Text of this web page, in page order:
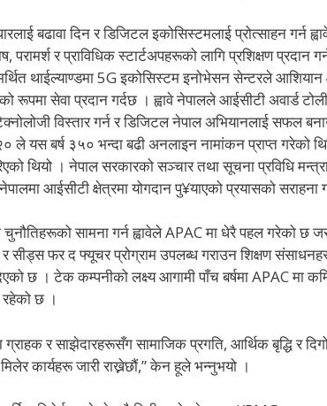
बढावा दिन र डिजिटल इकोसिस्टमलाई प्रोत्साहन गर्न
परामर्श र प्राविधिक स्टार्टअपहरूको लागि प्रशिक्षण प्रदान
समर्थित थाईल्याण्डमा 5G इकोसिस्टम इनोभेसन सेन्टरले
रूपमा सेवा प्रदान गर्दछ । ह्वावे नेपालले आईसीटी अवार्ड
विस्तार गर्न र डिजिटल नेपाल अभियानलाई सफल
ले यस बर्ष ३५० भन्दा बढी अनलाइन नामांकन प्राप्त गरेको
थियो । नेपाल सरकारको सञ्चार तथा सूचना प्रविधि
आईसीटी क्षेत्रमा योगदान पु¥याएको प्रयासको सराहना
चुनौतिहरूको सामना गर्न ह्वावेले APAC मा धेरै पहल गरेको छ
सीड्स फर द फ्यूचर प्रोग्राम उपलब्ध गराउन शिक्षण
छ । टेक कम्पनीको लक्ष्य आगामी पाँच बर्षमा APAC मा
रहेको छ ।
ग्राहक र साझेदारहरूसँग सामाजिक प्रगति, आर्थिक बृद्धि र
कार्यहरू जारी राख्नेछौं,” केन हूले भन्नुभयो ।